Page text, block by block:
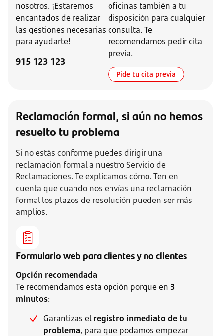
nosotros. ¡Estaremos
encantados de realizar
las gestiones necesarias
para ayudarte!
915 123 123
oficinas también a tu
disposición para cualquier
consulta. Te
recomendamos pedir cita
previa.
Pide tu cita previa
Reclamación formal, si aún no hemos
resuelto tu problema
Si no estás conforme puedes dirigir una
reclamación formal a nuestro Servicio de
Reclamaciones. Te explicamos cómo. Ten en
cuenta que cuando nos envías una reclamación
formal los plazos de resolución pueden ser más
amplios.
Formulario web para clientes y no clientes
Opción recomendada
Te recomendamos esta opción porque en 3
minutos:
Garantizas elregistro inmediato de tu
problema, para que podamos empezar